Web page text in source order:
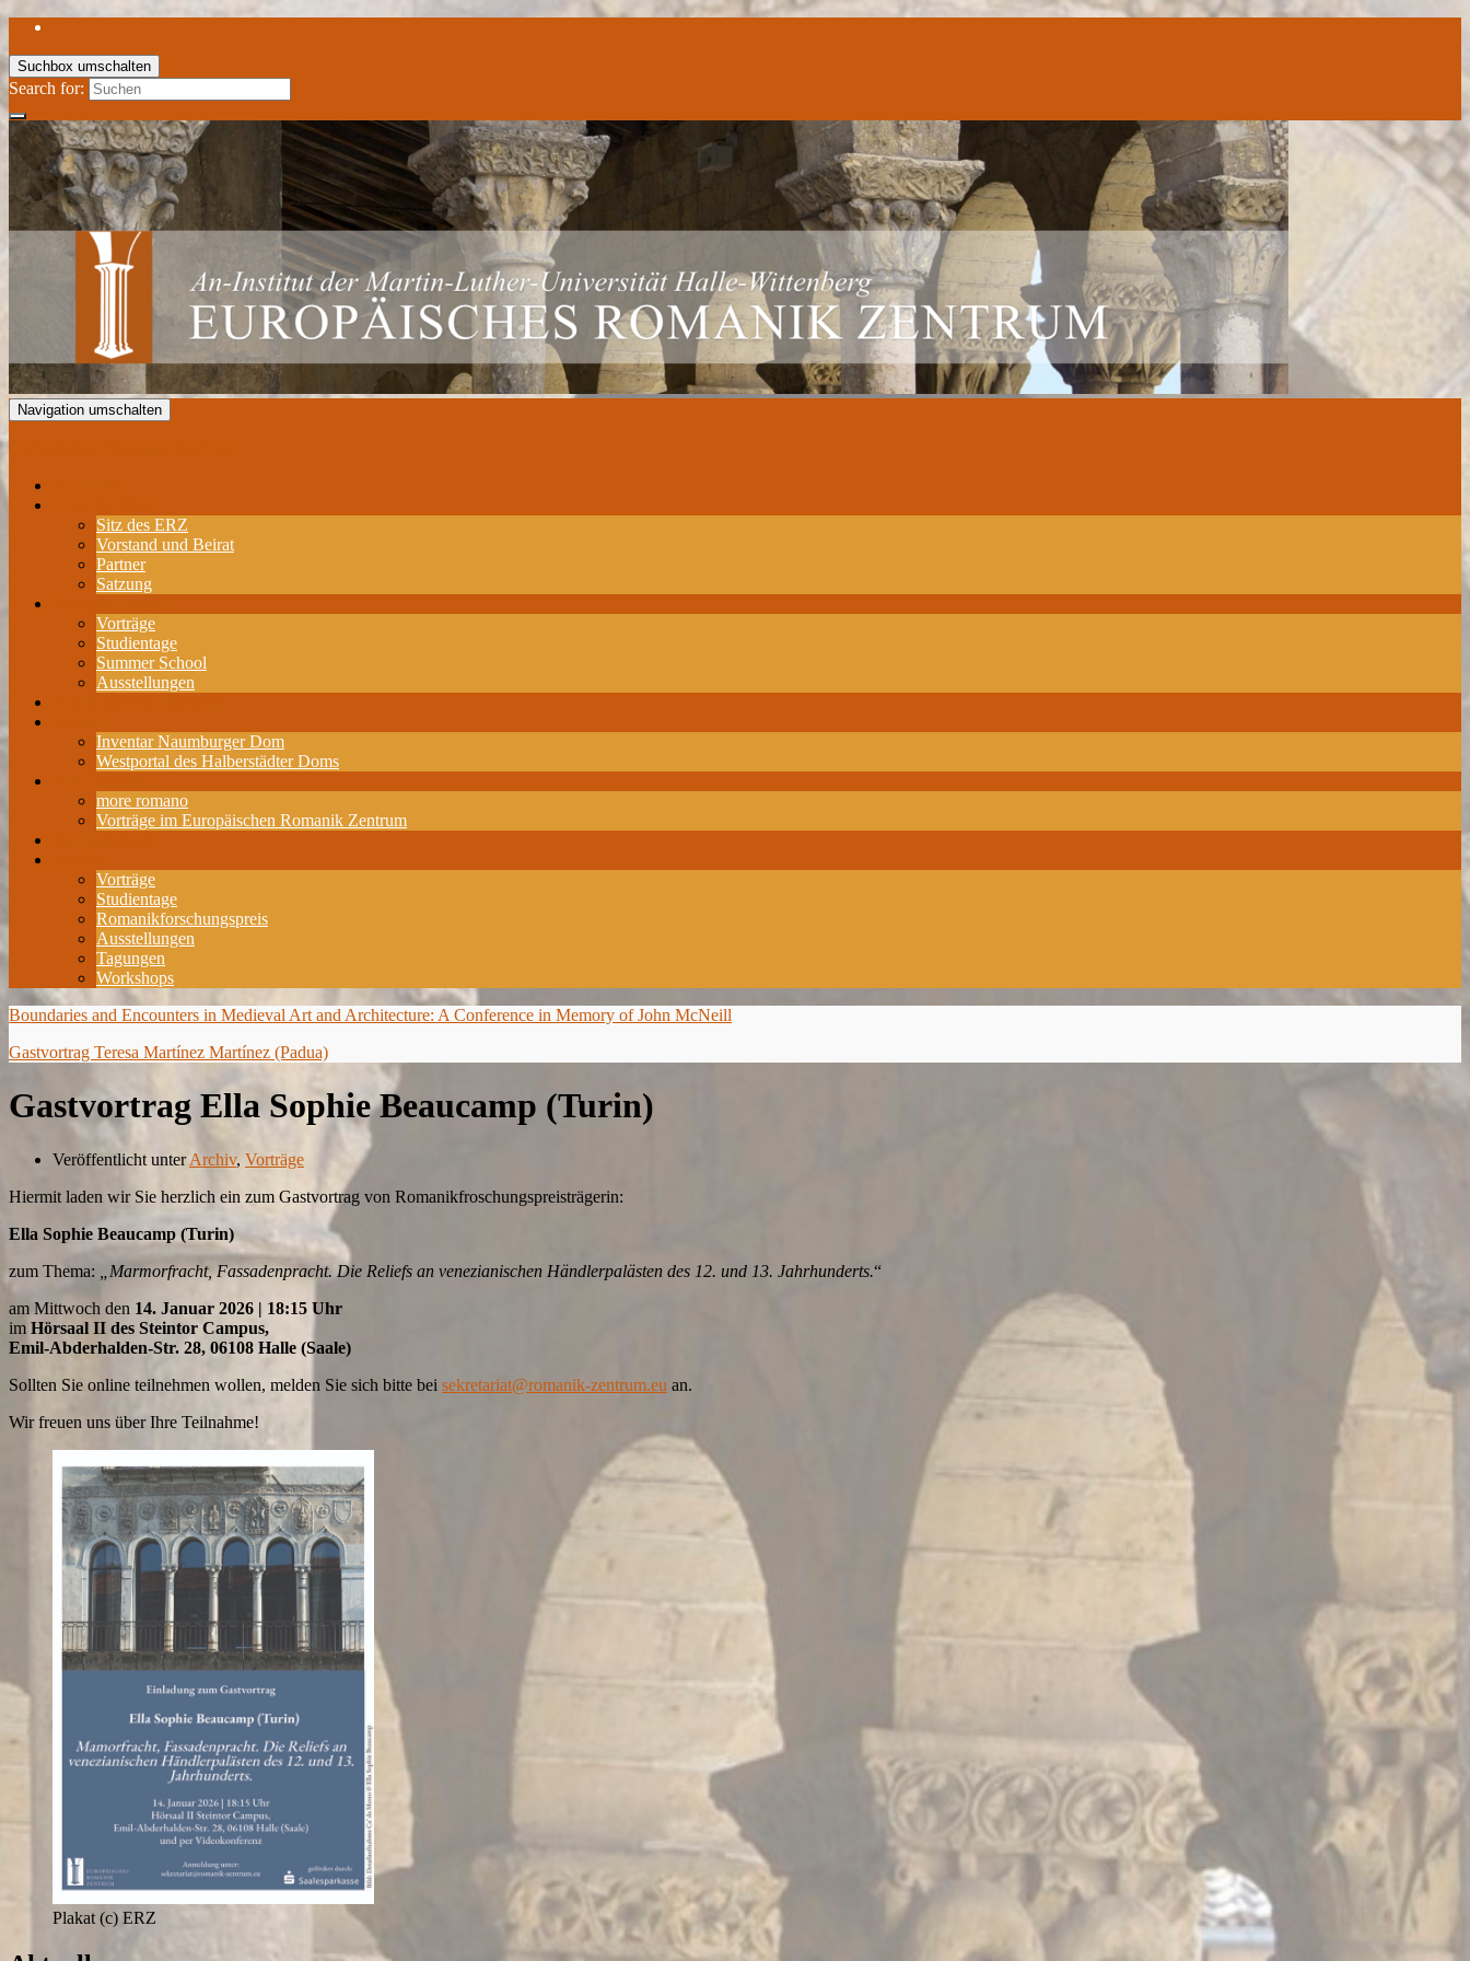
Suchbox umschalten
Search for:
Navigation umschalten
Sitz des ERZ
Vorstand und Beirat
Partner
Satzung
Vorträge
Studientage
Summer School
Ausstellungen
Inventar Naumburger Dom
Westportal des Halberstädter Doms
more romano
Vorträge im Europäischen Romanik Zentrum
Vorträge
Studientage
Romanikforschungspreis
Ausstellungen
Tagungen
Workshops
Boundaries and Encounters in Medieval Art and Architecture: A Conference in Memory of John McNeill
Gastvortrag Teresa Martínez Martínez (Padua)
Gastvortrag Ella Sophie Beaucamp (Turin)
Veröffentlicht unterArchiv, Vorträge
Hiermit laden wir Sie herzlich ein zum Gastvortrag von Romanikfroschungspreisträgerin:
Ella Sophie Beaucamp (Turin)
zum Thema:
„Marmorfracht, Fassadenpracht. Die Reliefs an venezianischen Händlerpalästen des 12. und 13. Jahrhunderts.“
am Mittwoch den 14. Januar 2026 | 18:15 Uhr
im Hörsaal II des Steintor Campus,
Emil-Abderhalden-Str. 28, 06108 Halle (Saale)
Sollten Sie online teilnehmen wollen, melden Sie sich bitte bei sekretariat@romanik-zentrum.eu an.
Wir freuen uns über Ihre Teilnahme!
Plakat (c) ERZ